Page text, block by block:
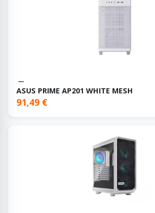
ASUS PRIME AP201 WHITE MESH
91,49 €